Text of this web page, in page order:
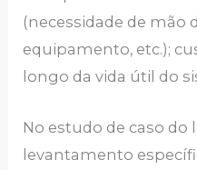
(necessidade de mão
equipamento, etc.);
longo da vida útil do
No estudo de caso do
levantamento